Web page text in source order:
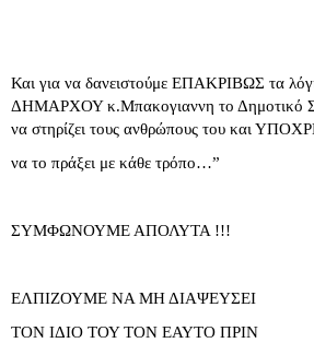
Και για να δανειστούμε ΕΠΑΚΡΙΒΩΣ τα
ΔΗΜΑΡΧΟΥ κ.Μπακογιαννη το Δημοτικό
να στηρίζει τους ανθρώπους του και
να το πράξει με κάθε τρόπο…”
ΣΥΜΦΩΝΟΥΜΕ ΑΠΟΛΥΤΑ !!!
ΕΛΠΙΖΟΥΜΕ ΝΑ ΜΗ ΔΙΑΨΕΥΣΕΙ
ΤΟΝ ΙΔΙΟ ΤΟΥ ΤΟΝ ΕΑΥΤΟ ΠΡΙΝ